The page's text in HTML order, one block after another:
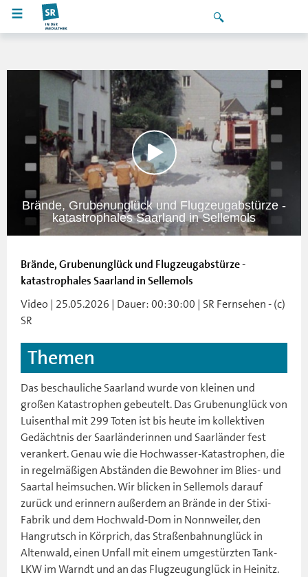
Brände, Grubenunglück und Flugzeugabstürze -
katastrophales Saarland in Sellemols
Brände, Grubenunglück und Flugzeugabstürze -
katastrophales Saarland in Sellemols
Video | 25.05.2026 | Dauer: 00:30:00 | SR Fernsehen - (c)
SR
Themen
Das beschauliche Saarland wurde von kleinen und
großen Katastrophen gebeutelt. Das Grubenunglück von
Luisenthal mit 299 Toten ist bis heute im kollektiven
Gedächtnis der Saarländerinnen und Saarländer fest
verankert. Genau wie die Hochwasser-Katastrophen, die
in regelmäßigen Abständen die Bewohner im Blies- und
Saartal heimsuchen. Wir blicken in Sellemols darauf
zurück und erinnern außerdem an Brände in der Stixi-
Fabrik und dem Hochwald-Dom in Nonnweiler, den
Hangrutsch in Körprich, das Straßenbahnunglück in
Altenwald, einen Unfall mit einem umgestürzten Tank-
LKW im Warndt und an das Flugzeugunglück in Heinitz.